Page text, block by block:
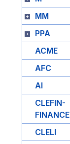
MM
PPA
ACME
AFC
AI
CLEFIN-
FINANCE
CLELI